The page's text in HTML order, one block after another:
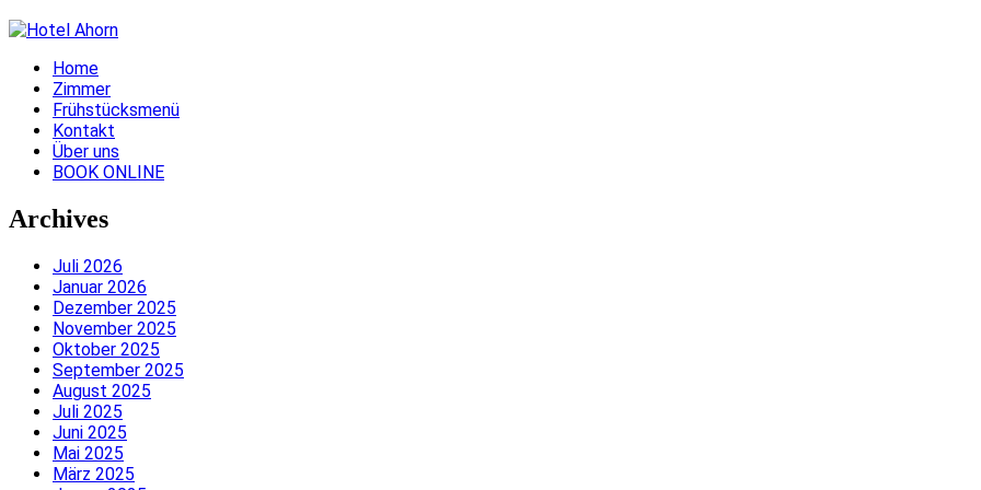
Home
Zimmer
Frühstücksmenü
Kontakt
Über uns
BOOK ONLINE
Archives
Juli 2026
Januar 2026
Dezember 2025
November 2025
Oktober 2025
September 2025
August 2025
Juli 2025
Juni 2025
Mai 2025
März 2025